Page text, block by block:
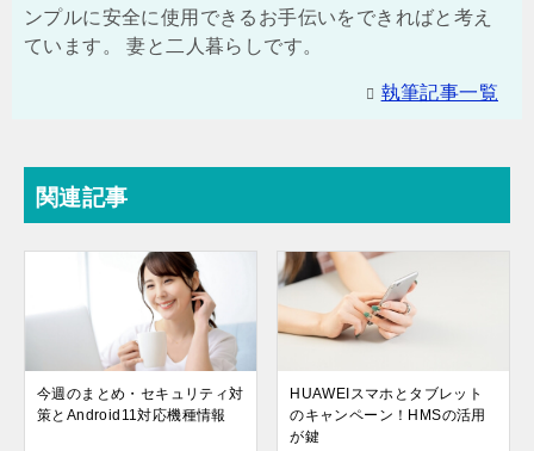
ンプルに安全に使用できるお手伝いをできればと考え
ています。 妻と二人暮らしです。
執筆記事一覧
関連記事
今週のまとめ・セキュリティ対
策とAndroid11対応機種情報
HUAWEIスマホとタブレット
のキャンペーン！HMSの活用
が鍵